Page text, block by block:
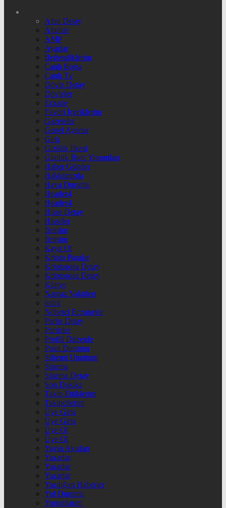
Altın Detay
Altınlar
AMP
Ayarlar
Beğendiklerim
Canlı Borsa
Canlı Tv
Döviz Detay
Dövizler
Eczane
Favori İçeriklerim
Gazeteler
Genel Ayarlar
Giriş
Gizlilik İlkesi
Günlük Burç Yorumları
Haber Gönder
Hakkımızda
Hava Durumu
Header4
Header4
Hisse Detay
Hisseler
İletişim
İletişim
Kayıt Ol
Kripto Paralar
Kriptopara Detay
Kriptopara Detay
Künye
Namaz Vakitleri
nnbil
Nöbetçi Eczaneler
Parite Detay
Pariteler
Profili Düzenle
Puan Durumu
Şifremi Unuttum
Sinema
Sinema Detay
Son Dakika
Takip Ettiklerim
Takipçilerim
Üye Giriş
Üye Giriş
Üye Ol
Üye Ol
Yayın Akışları
Yazarlar
Yazarlar
Yazarlar
Yazdığım Haberler
Yol Durumu
Yorumlarım